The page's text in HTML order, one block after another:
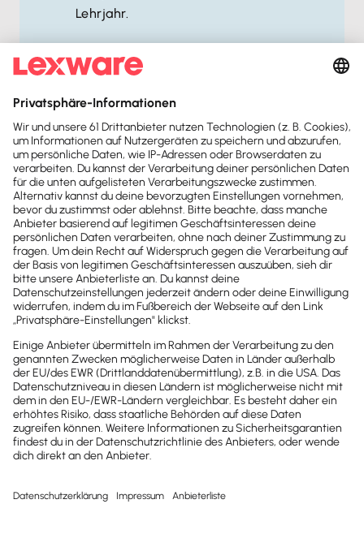
Lehrjahr.
Besondere Pflichten des
Ausbildungsbetriebs
Während der Ausbildung gibt es einige
grundlegende Vorgaben, an die du dich halten
musst:
Stelle die für die Ausbildung und Prüfung
nötigen Arbeitsmittel wie z. B. Werkzeuge und
Werkstoffe kostenlos zur Verfügung.
Melde den Auszubildenden, den du einstellst,
in derBerufsschulesowie zu den
an, und sorge dafür, dass deine Azubis den
Unterricht auch besuchen.
Sieh dir regelmäßig die
Ausbildungsnachweisewie die Berichtshefte
deiner Azubis durch.
Existiert in deinem Unternehmen ein
Auszubildendenvertretung sorgen, wenn du